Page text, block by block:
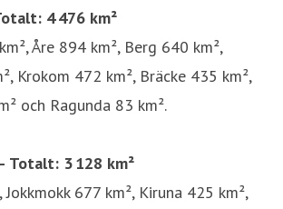
4 476 km²
Åre 894 km², Berg 640 km²,
Krokom 472 km², Bräcke 435 km²,
och Ragunda 83 km².
Totalt: 3 128 km²
677 km², Kiruna 425 km²,